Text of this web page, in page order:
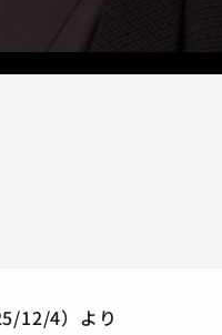
12/4）より